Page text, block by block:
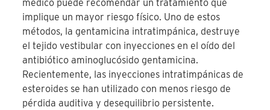
médico puede recomendar un tratamiento que
implique un mayor riesgo físico. Uno de estos
métodos, la gentamicina intratimpánica, destruye
el tejido vestibular con inyecciones en el oído del
antibiótico aminoglucósido gentamicina.
Recientemente, las inyecciones intratimpánicas de
esteroides se han utilizado con menos riesgo de
pérdida auditiva y desequilibrio persistente.